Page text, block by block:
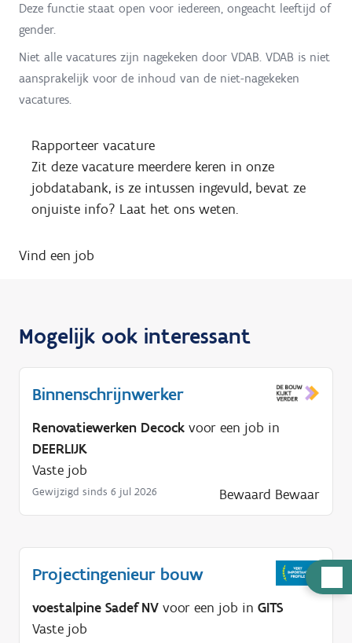
u
Deze functie staat open voor iedereen, ongeacht leeftijd of
gender.
Niet alle vacatures zijn nagekeken door VDAB. VDAB is niet
aansprakelijk voor de inhoud van de niet-nagekeken
vacatures.
Rapporteer vacature
Zit deze vacature meerdere keren in onze
jobdatabank, is ze intussen ingevuld, bevat ze
onjuiste info? Laat het ons weten.
Vind een job
Mogelijk ook interessant
Binnenschrijnwerker
Renovatiewerken Decock voor een job in
DEERLIJK
Vaste job
Gewijzigd sinds 6 jul 2026 Bewaard Bewaar
Projectingenieur bouw
voestalpine Sadef NV voor een job in GITS
Vaste job